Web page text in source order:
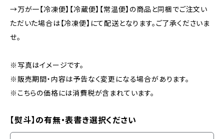
→万が一【冷凍便】【冷蔵便】【常温便】の商品と同梱でご注文い
ただいた場合は【冷凍便】にて配送となります。ご了承くださいま
せ。
※写真はイメージです。
※販売期間・内容は予告なく変更になる場合があります。
※こちらの価格には消費税が含まれています。
【熨斗】の有無・表書き選択ください